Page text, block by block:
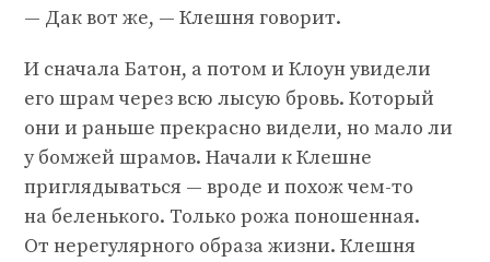
— Дак вот же, — Клешня говорит.
И сначала Батон, а потом и Клоун увидели
его шрам через всю лысую бровь. Который
они и раньше прекрасно видели, но мало ли
у бомжей шрамов. Начали к Клешне
приглядываться — вроде и похож чем-то
на беленького. Только рожа поношенная.
От нерегулярного образа жизни. Клешня